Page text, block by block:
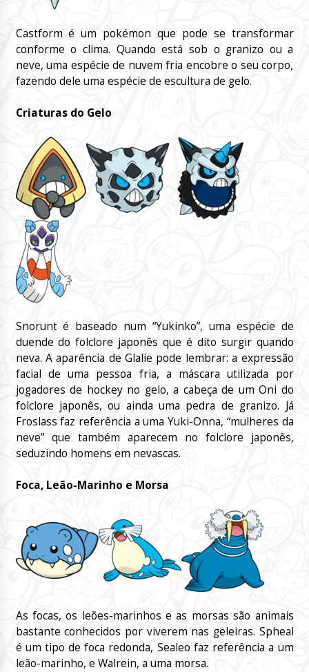
Castform é um pokémon que pode se transformar
conforme o clima. Quando está sob o granizo ou a
neve, uma espécie de nuvem fria encobre o seu corpo,
fazendo dele uma espécie de escultura de gelo.
Criaturas do Gelo
Snorunt é baseado num “Yukinko”, uma espécie de
duende do folclore japonês que é dito surgir quando
neva. A aparência de Glalie pode lembrar: a expressão
facial de uma pessoa fria, a máscara utilizada por
jogadores de hockey no gelo, a cabeça de um Oni do
folclore japonês, ou ainda uma pedra de granizo. Já
Froslass faz referência a uma Yuki-Onna, “mulheres da
neve” que também aparecem no folclore japonês,
seduzindo homens em nevascas.
Foca, Leão-Marinho e Morsa
As focas, os leões-marinhos e as morsas são animais
bastante conhecidos por viverem nas geleiras. Spheal
é um tipo de foca redonda, Sealeo faz referência a um
leão-marinho, e Walrein, a uma morsa.